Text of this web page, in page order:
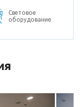
Световое
оборудование